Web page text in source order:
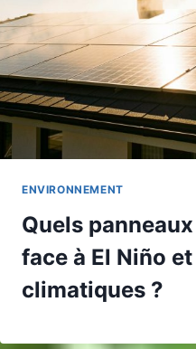
ENVIRONNEMENT
Quels
face à El Niño
climatiques ?